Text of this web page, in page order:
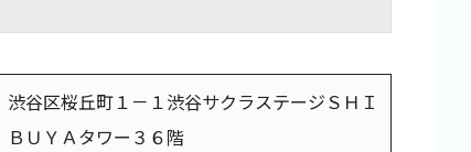
渋谷区桜丘町１－１渋谷サクラステージＳＨＩ
ＢＵＹＡタワー３６階